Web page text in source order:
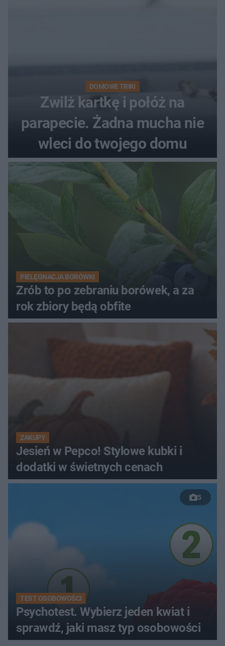
DOMOWE TRIKI
Zwilż kartkę i połóż na
parapecie. Żadna mucha nie
wleci do twojego domu
PIELĘGNACJA BORÓWKI
Zrób to po zebraniu borówek, a za
rok zbiory będą obfite
ZAKUPY
Jesień w Pepco! Stylowe kubki i
dodatki w świetnych cenach
5
TEST OSOBOWOŚCI
Psychotest. Wybierz jeden kwiat i
sprawdź, jaki masz typ osobowości